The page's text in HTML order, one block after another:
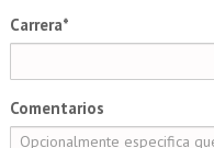
Carrera*
Comentarios